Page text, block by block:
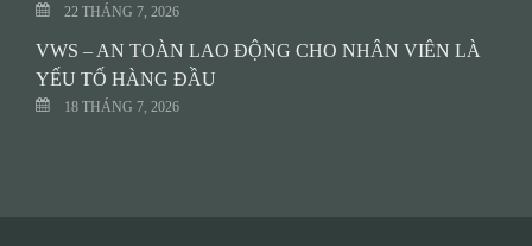
22 THÁNG 7, 2026
VWS – AN TOÀN LAO ĐỘNG CHO NHÂN VIÊN LÀ
YẾU TỐ HÀNG ĐẦU
18 THÁNG 7, 2026